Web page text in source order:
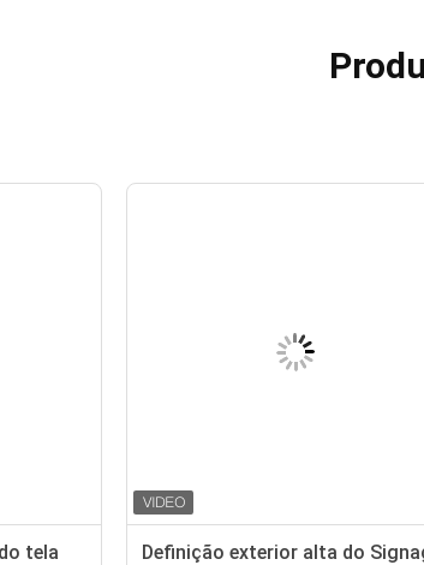
tela
Definição exterior alta do